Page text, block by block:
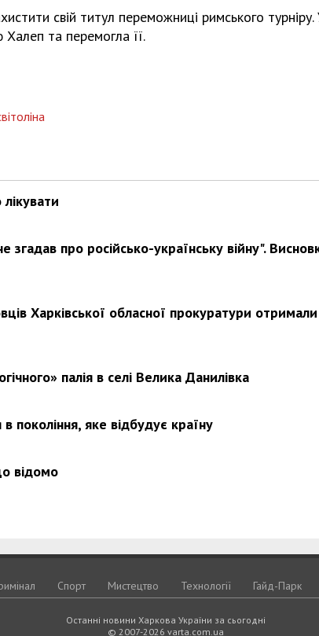
свій титул переможниці римського турніру.
Халеп та перемогла її.
про російсько-українську війну".
Харківської обласної прокуратури
палія в селі Велика Данилівка
покоління, яке відбудує країну
відомо
Спорт Мистецтво Технологiї Гайд-Парк
Останні новини Харкова України за сьогодні
© 2007-2026 varta.com.ua